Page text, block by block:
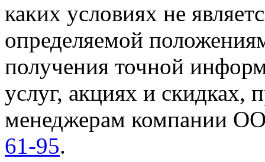
каких условиях не
определяемой
получения точной
услуг, акциях и скидках,
менеджерам компании
61-95.